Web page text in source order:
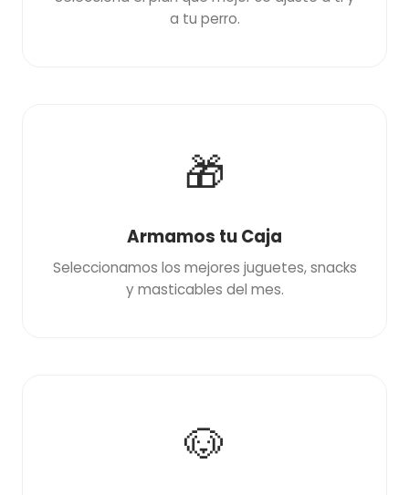
a tu perro.
🎁
Armamos tu Caja
Seleccionamos los mejores juguetes, snacks
y masticables del mes.
🐶